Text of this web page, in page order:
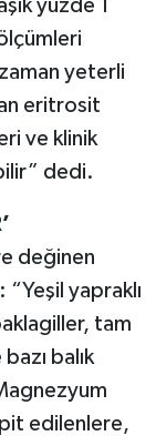
yüzde 1
yeterli
eritrosit
ve klinik
dedi.
değinen
yapraklı
tam
balık
edilenlere,